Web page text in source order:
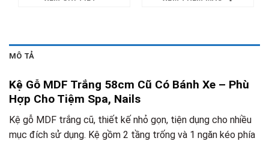
MÔ TẢ
Kệ Gỗ MDF Trắng 58cm Cũ Có Bánh Xe – Phù
Hợp Cho Tiệm Spa, Nails
Kệ gỗ MDF trắng cũ, thiết kế nhỏ gọn, tiện dụng cho nhiều
mục đích sử dụng. Kệ gồm 2 tầng trống và 1 ngăn kéo phía